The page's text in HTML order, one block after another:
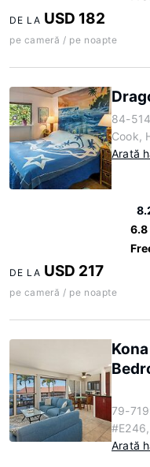
DE LA USD 182
pe cameră / pe noapte
84-
Cook,
Arată
6.8
DE LA USD 217
pe cameră / pe noapte
79-
Arată